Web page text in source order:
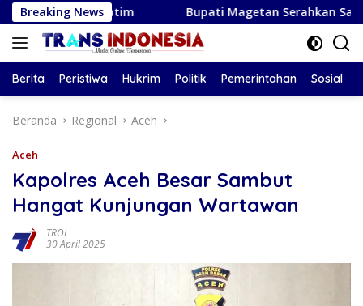
Langsung
ke
konten
Breaking News
Jatim Bupati Magetan Serahkan Santunan PT
Berita Peristiwa Hukrim Politik Pemerintahan Sosial
Beranda Regional Aceh
Aceh
Kapolres Aceh Besar Sambut
Hangat Kunjungan Wartawan
TROL
30 April 2025